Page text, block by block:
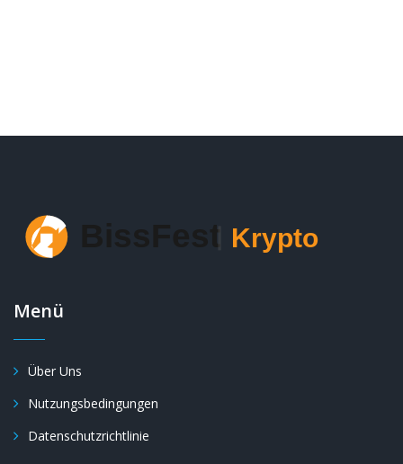
Menü
Über Uns
Nutzungsbedingungen
Datenschutzrichtlinie